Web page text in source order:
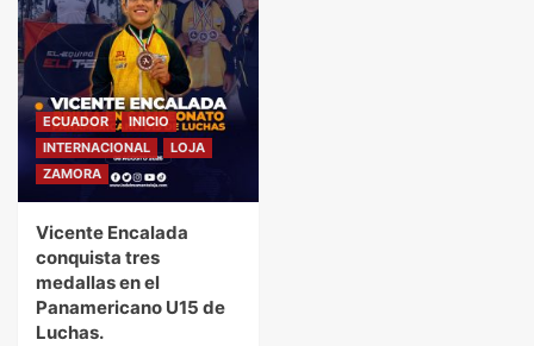
ECUADOR
INICIO
INTERNACIONAL
LOJA
ZAMORA
Vicente Encalada
conquista tres
medallas en el
Panamericano U15 de
Luchas.